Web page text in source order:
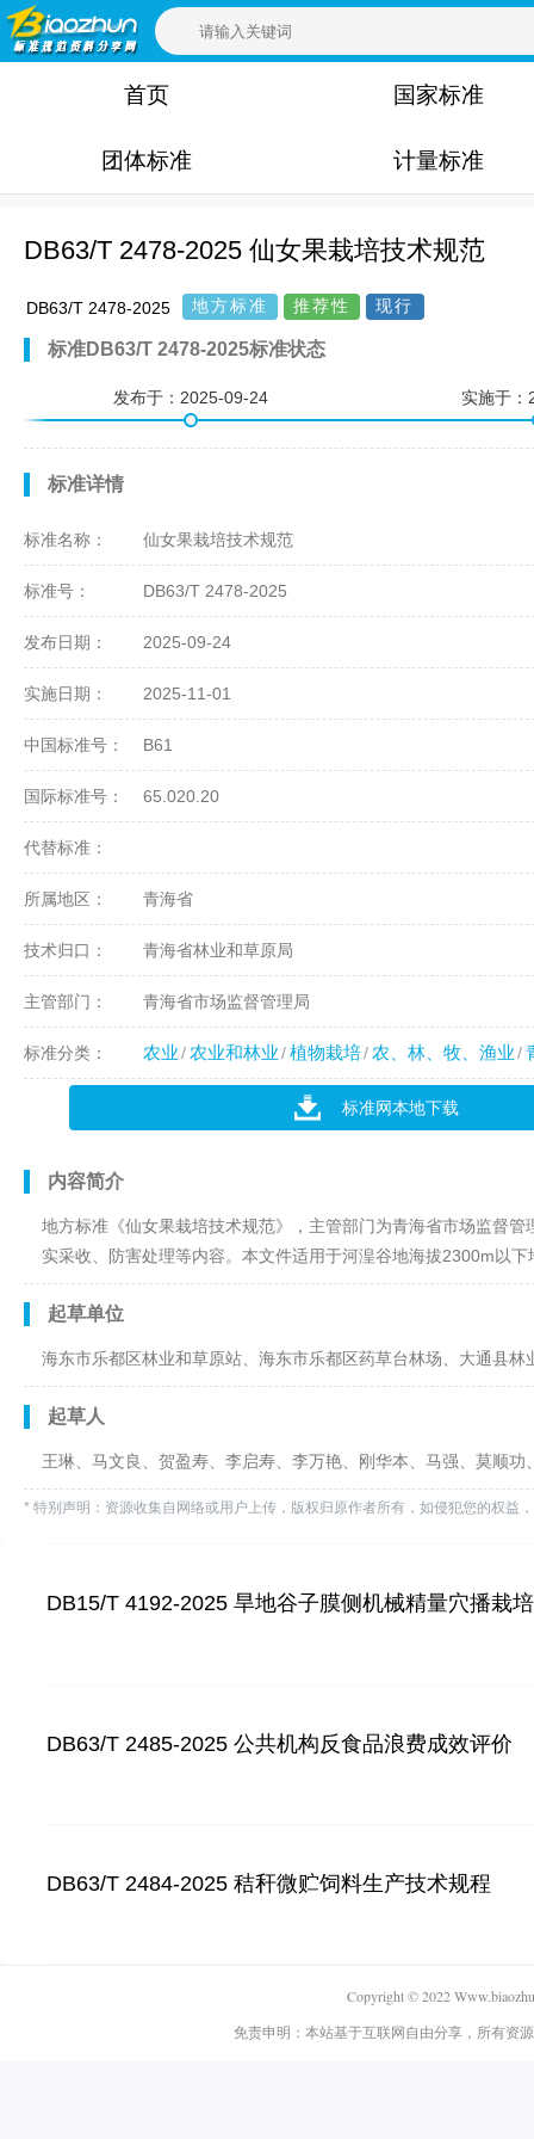
首页 国家标准
团体标准 计量标准
DB63/T 2478-2025 仙女果栽培技术规范
DB63/T 2478-2025 地方标准 推荐性 现行
标准DB63/T 2478-2025标准状态
发布于： 2025-09-24 实施于：
标准详情
标准名称： 仙女果栽培技术规范
标准号： DB63/T 2478-2025
发布日期： 2025-09-24
实施日期： 2025-11-01
中国标准号： B61
国际标准号： 65.020.20
代替标准：
所属地区： 青海省
技术归口： 青海省林业和草原局
主管部门： 青海省市场监督管理局
标准分类： 农业 农业和林业 植物栽培 农、林、牧、渔业
标准网本地下载
内容简介
地方标准《仙女果栽培技术规范》，主管部门为青海省市场监督
实采收、防害处理等内容。本文件适用于河湟谷地海拔2300m以下
起草单位
海东市乐都区林业和草原站、海东市乐都区药草台林场、大通县林
起草人
王琳、马文良、贺盈寿、李启寿、李万艳、刚华本、马强、莫顺
* 特别声明：资源收集自网络或用户上传，版权归原作者所有，如侵犯您的权益
DB15/T 4192-2025 旱地谷子膜侧机械精量穴播栽
DB63/T 2485-2025 公共机构反食品浪费成效评价
DB63/T 2484-2025 秸秆微贮饲料生产技术规程
Copyright © 2022
免责申明：本站基于互联网自由分享，所有资